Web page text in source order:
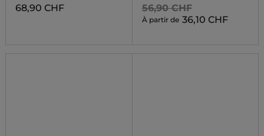
68,90 CHF 56,90 CHF
À partir de 36,10 CHF